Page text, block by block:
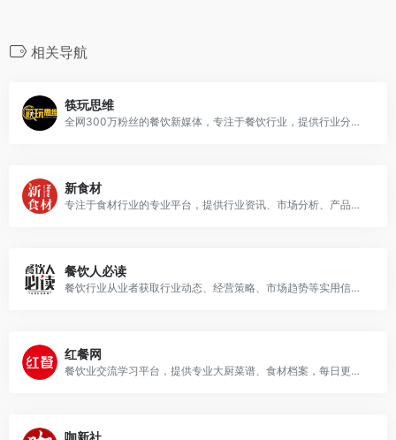
相关导航
筷玩思维
全网300万粉丝的餐饮新媒体，专注于餐饮行业，提供行业分析、经营策略、品牌案例等内容。
新食材
专注于食材行业的专业平台，提供行业资讯、市场分析、产品创新等内容，为食材供应商、餐饮企业等提供有价值的决策参考和行业洞察.
餐饮人必读
餐饮行业从业者获取行业动态、经营策略、市场趋势等实用信息的优质平台
红餐网
餐饮业交流学习平台，提供专业大厨菜谱、食材档案，每日更新餐饮资讯和业内动态。